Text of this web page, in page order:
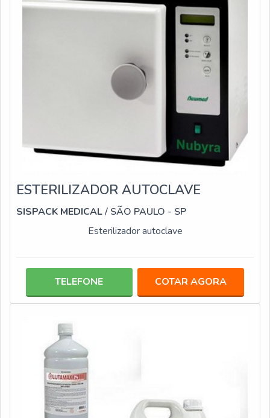
ESTERILIZADOR AUTOCLAVE
SISPACK MEDICAL/ SÃO PAULO - SP
Esterilizador autoclave
TELEFONE COTAR AGORA